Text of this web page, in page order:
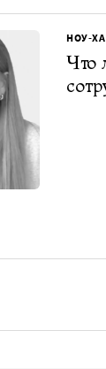
НОУ-
Что